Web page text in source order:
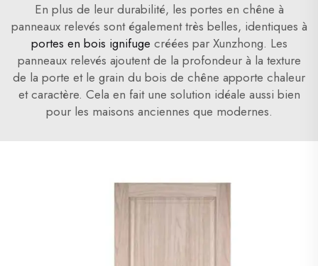
En plus de leur durabilité, les portes en chêne à
panneaux relevés sont également très belles, identiques à
portes en bois ignifuge créées par Xunzhong. Les
panneaux relevés ajoutent de la profondeur à la texture
de la porte et le grain du bois de chêne apporte chaleur
et caractère. Cela en fait une solution idéale aussi bien
pour les maisons anciennes que modernes.